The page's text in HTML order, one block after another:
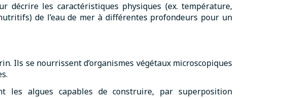
décrire les caractéristiques physiques (ex. température,
de l’eau de mer à différentes profondeurs pour un
Ils se nourrissent d’organismes végétaux microscopiques
les algues capables de construire, par superposition